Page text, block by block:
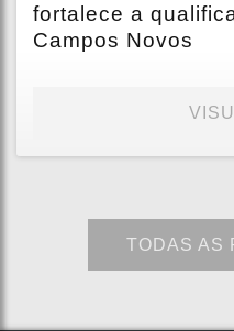
fortalece a
Campos Novos
TODAS AS